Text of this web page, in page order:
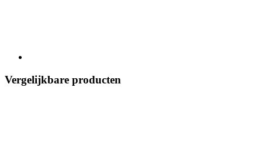
Vergelijkbare producten